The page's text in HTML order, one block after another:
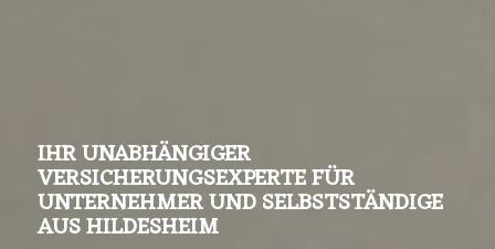
IHR UNABHÄNGIGER
VERSICHERUNGSEXPERTE FÜR
UNTERNEHMER UND SELBSTSTÄNDIGE
AUS HILDESHEIM